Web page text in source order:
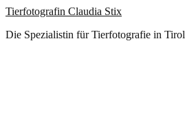
Tierfotografin Claudia Stix
Die Spezialistin für Tierfotografie in Tirol